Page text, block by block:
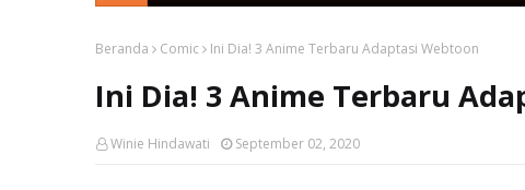
Beranda Comic Ini Dia! 3 Anime Terbaru Adaptasi Webtoon
Ini Dia! 3 Anime Terbaru
Winie Hindawati September 02, 2020